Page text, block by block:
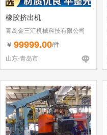
橡胶挤出机
青岛金三汇机械科技有限公司
￥ 99999.00/件
山东-青岛市